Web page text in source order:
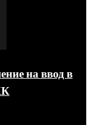
на ввод в